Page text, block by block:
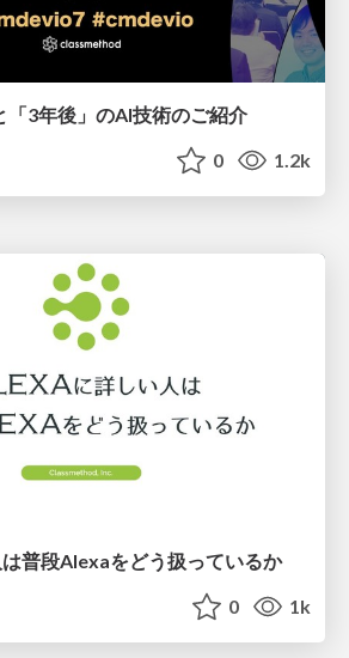
「3年後」のAI技術のご紹介
0 1.2k
普段Alexaをどう扱っているか
0 1k